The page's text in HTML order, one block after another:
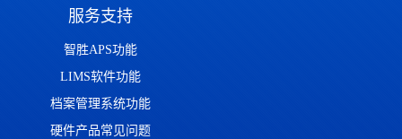
服务支持
智胜APS功能
LIMS软件功能
档案管理系统功能
硬件产品常见问题